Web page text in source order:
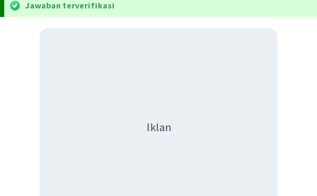
Jawaban terverifikasi
Iklan